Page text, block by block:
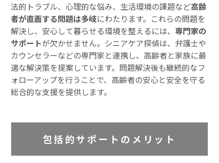
法的トラブル、心理的な悩み、生活環境の課題など高齢
者が直面する問題は多岐にわたります。これらの問題を
解決し、安心して暮らせる環境を整えるには、専門家の
サポートが欠かせません。シニアケア探偵は、弁護士や
カウンセラーなどの専門家と連携し、高齢者と家族に最
適な解決策を提案しています。問題解決後も継続的なフ
ォローアップを行うことで、高齢者の安心と安全を守る
総合的な支援を提供します。
包括的サポートのメリット